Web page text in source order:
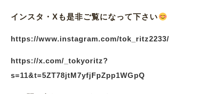
インスタ・Xも是非ご覧になって下さい
https://www.instagram.com/tok_ritz2233/
https://x.com/_tokyoritz?
s=11&t=5ZT78jtM7yfjFpZpp1WGpQ